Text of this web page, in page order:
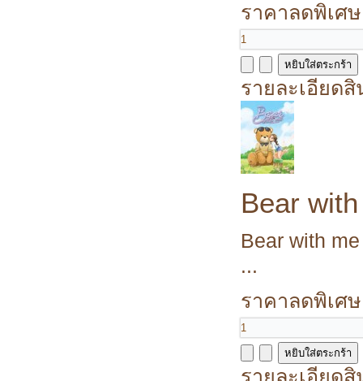
ราคาลดพิเศ
รายละเอียด
Bear
Bear with
...
ราคาลดพิเศ
รายละเอียด